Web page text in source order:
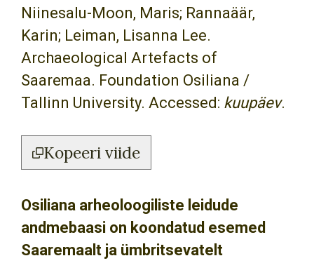
Niinesalu-Moon, Maris; Rannaäär,
Karin; Leiman, Lisanna Lee.
Archaeological Artefacts of
Saaremaa. Foundation Osiliana /
Tallinn University. Accessed: kuupäev.
Kopeeri viide
Osiliana arheoloogiliste leidude
andmebaasi on koondatud esemed
Saaremaalt ja ümbritsevatelt